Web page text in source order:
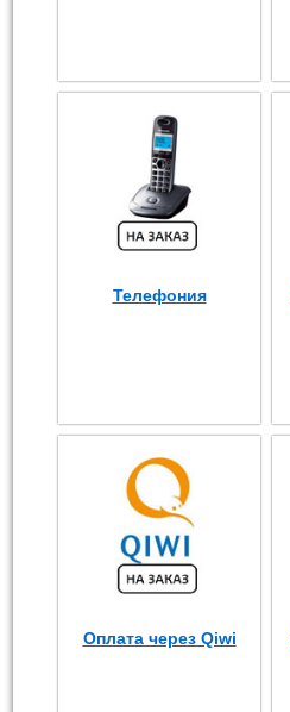
Телефония
Оплата через Qiwi